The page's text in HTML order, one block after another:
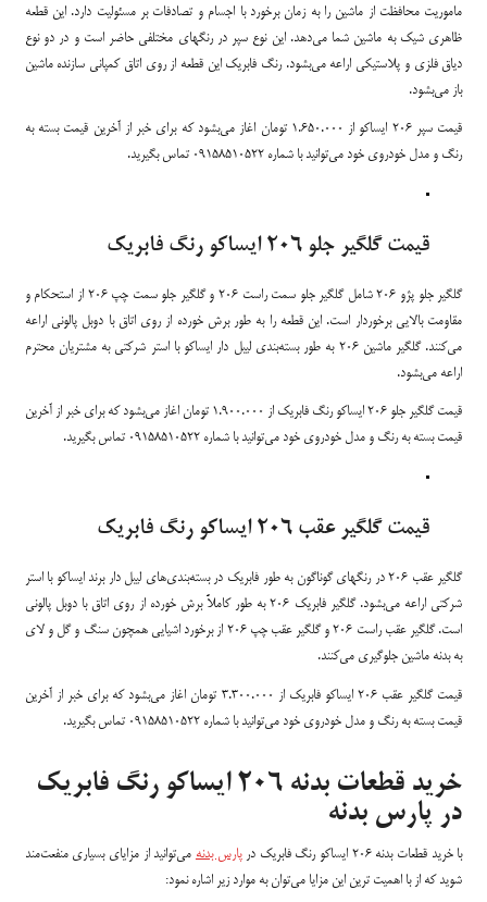
ماموریت محافظت از ماشین را به زمان برخورد با اجسام و تصادفات بر مسئولیت دارد. این قطعه
ظاهری شیک به ماشین شما می‌دهد. این نوع سپر در رنگهای مختلفی حاضر است و در دو نوع
دیاق فلزی و پلاستیکی اراعه می‌بشود. رنگ فابریک این قطعه از روی اتاق کمپانی سازنده ماشین
باز می‌بشود.
قیمت سپر 206 ایساکو از 1.650.000 تومان اغاز می‌بشود که برای خبر از آخرین قیمت بسته به
رنگ و مدل خودروی خود می‌توانید با شماره 09158510522 تماس بگیرید.
قیمت گلگیر جلو 206 ایساکو رنگ فابریک
گلگیر جلو پژو 206 شامل گلگیر جلو سمت راست 206 و گلگیر جلو سمت چپ 206 از استحکام و
مقاومت بالایی برخوردار است. این قطعه را به طور برش خورده از روی اتاق با دوبل پالونی اراعه
می‌کنند. گلگیر ماشین 206 به طور بسته‌بندی لیبل دار ایساکو با استر شرکتی به مشتریان محترم
اراعه می‌بشود.
قیمت گلگیر جلو 206 ایساکو رنگ فابریک از 1.900.000 تومان اغاز می‌بشود که برای خبر از آخرین
قیمت بسته به رنگ و مدل خودروی خود می‌توانید با شماره 09158510522 تماس بگیرید.
قیمت گلگیر عقب 206 ایساکو رنگ فابریک
گلگیر عقب 206 در رنگهای گوناگون به طور فابریک در بسته‌بندی‌های لیبل دار برند ایساکو با استر
شرکتی اراعه می‌بشود. گلگیر فابریک 206 به طور کاملاً برش خورده از روی اتاق با دوبل پالونی
است. گلگیر عقب راست 206 و گلگیر عقب چپ 206 از برخورد اشیایی همچون سنگ و گل و لای
به بدنه ماشین جلوگیری می‌کنند.
قیمت گلگیر عقب 206 ایساکو فابریک از 3.300.000 تومان اغاز می‌بشود که برای خبر از آخرین
قیمت بسته به رنگ و مدل خودروی خود می‌توانید با شماره 09158510522 تماس بگیرید.
خرید قطعات بدنه 206 ایساکو رنگ فابریک
در پارس بدنه
با خرید قطعات بدنه 206 ایساکو رنگ فابریک در پارس بدنه می‌توانید از مزایای بسیاری منفعت‌مند
شوید که از با اهمیت ترین این مزایا می‌توان به موارد زیر اشاره نمود: